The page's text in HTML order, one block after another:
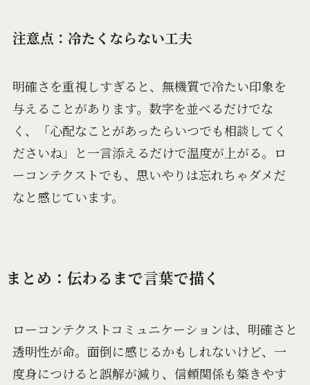
注意点：冷たくならない工夫
明確さを重視しすぎると、無機質で冷たい印象を
与えることがあります。数字を並べるだけでな
く、「心配なことがあったらいつでも相談してく
ださいね」と一言添えるだけで温度が上がる。ロ
ーコンテクストでも、思いやりは忘れちゃダメだ
なと感じています。
まとめ：伝わるまで言葉で描く
ローコンテクストコミュニケーションは、明確さと
透明性が命。面倒に感じるかもしれないけど、一
度身につけると誤解が減り、信頼関係も築きやす